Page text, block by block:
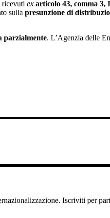
ex articolo 43, comma 3,
sulla presunzione di
parzialmente. L’Agenzia delle
Iscriviti per